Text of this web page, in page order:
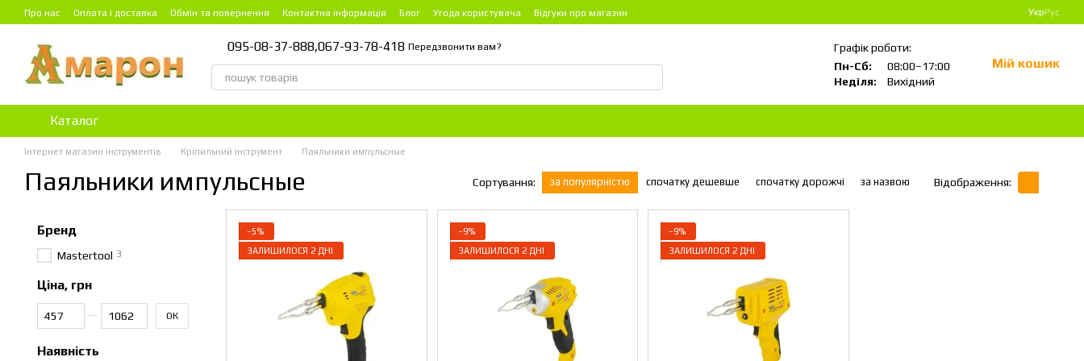
Перейти до основного контенту
Про нас Оплата і доставка Обмін та повернення Контактна інформація Блог Угода користувача Відгуки про магазин УкрРус
095-08-37-888,067-93-78-418 Передзвонити вам?
Графік роботи:
Пн-Сб:
08:00–17:00
Неділя:
Вихідний
Мій кошик
Каталог
Інтернет магазин інструментів Кріпильний інструмент Паяльники импульсные
Паяльники импульсные Сортування: за популярністю спочатку дешевше спочатку дорожчі за назвою Відображення:
−5%
ЗАЛИШИЛОСЯ 2 ДНІ
−9%
ЗАЛИШИЛОСЯ 2 ДНІ
−9%
ЗАЛИШИЛОСЯ 2 ДНІ
Бренд
Mastertool 3
Ціна, грн
ОК
Наявність